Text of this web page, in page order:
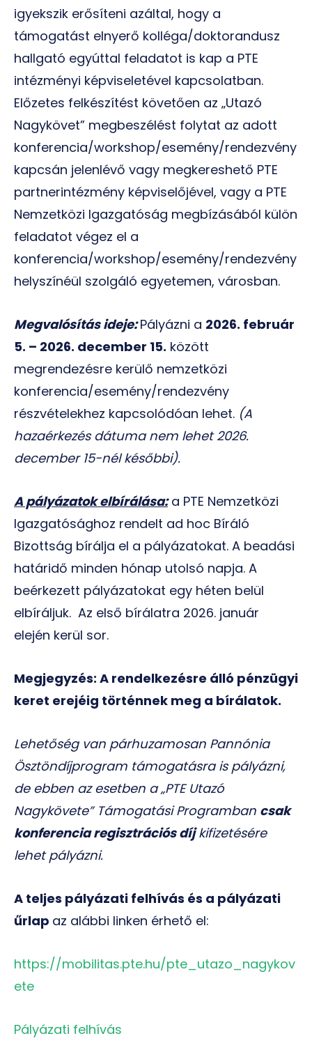
igyekszik erősíteni azáltal, hogy a
támogatást elnyerő kolléga/doktorandusz
hallgató egyúttal feladatot is kap a PTE
intézményi képviseletével kapcsolatban.
Előzetes felkészítést követően az „Utazó
Nagykövet” megbeszélést folytat az adott
konferencia/workshop/esemény/rendezvény
kapcsán jelenlévő vagy megkereshető PTE
partnerintézmény képviselőjével, vagy a PTE
Nemzetközi Igazgatóság megbízásából külön
feladatot végez el a
konferencia/workshop/esemény/rendezvény
helyszínéül szolgáló egyetemen, városban.
Megvalósítás ideje:Pályázni a 2026. február
5. – 2026. december 15. között
megrendezésre kerülő nemzetközi
konferencia/esemény/rendezvény
részvételekhez kapcsolódóan lehet. (A
hazaérkezés dátuma nem lehet 2026.
december 15-nél későbbi).
A pályázatok elbírálása:a PTE Nemzetközi
Igazgatósághoz rendelt ad hoc Bíráló
Bizottság bírálja el a pályázatokat. A beadási
határidő minden hónap utolsó napja. A
beérkezett pályázatokat egy héten belül
elbíráljuk. Az első bírálatra 2026. január
elején kerül sor.
Megjegyzés: A rendelkezésre álló pénzügyi
keret erejéig történnek meg a bírálatok.
Lehetőség van párhuzamosan Pannónia
Ösztöndíjprogram támogatásra is pályázni,
de ebben az esetben a „PTE Utazó
Nagykövete” Támogatási Programban csak
konferencia regisztrációs díjkifizetésére
lehet pályázni.
A teljes pályázati felhívás és a pályázati
űrlap az alábbi linken érhető el:
https://mobilitas.pte.hu/pte_utazo_nagykov
ete
Pályázati felhívás